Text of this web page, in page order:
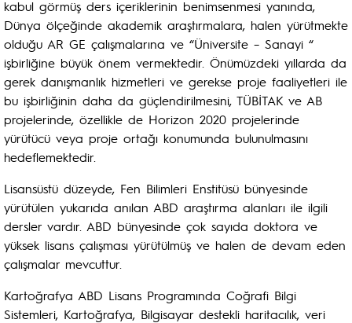
kabul görmüş ders içeriklerinin benimsenmesi yanında,
Dünya ölçeğinde akademik araştırmalara, halen yürütmekte
olduğu AR GE çalışmalarına ve “Üniversite – Sanayi “
işbirliğine büyük önem vermektedir. Önümüzdeki yıllarda da
gerek danışmanlık hizmetleri ve gerekse proje faaliyetleri ile
bu işbirliğinin daha da güçlendirilmesini, TÜBİTAK ve AB
projelerinde, özellikle de Horizon 2020 projelerinde
yürütücü veya proje ortağı konumunda bulunulmasını
hedeflemektedir.
Lisansüstü düzeyde, Fen Bilimleri Enstitüsü bünyesinde
yürütülen yukarıda anılan ABD araştırma alanları ile ilgili
dersler vardır. ABD bünyesinde çok sayıda doktora ve
yüksek lisans çalışması yürütülmüş ve halen de devam eden
çalışmalar mevcuttur.
Kartoğrafya ABD Lisans Programında Coğrafi Bilgi
Sistemleri, Kartoğrafya, Bilgisayar destekli haritacılık, veri